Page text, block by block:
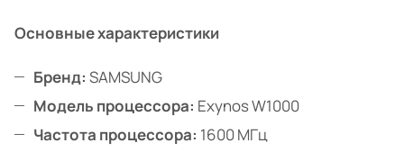
Основные характеристики
Бренд: SAMSUNG
Модель процессора: Exynos W1000
Частота процессора: 1600 МГц